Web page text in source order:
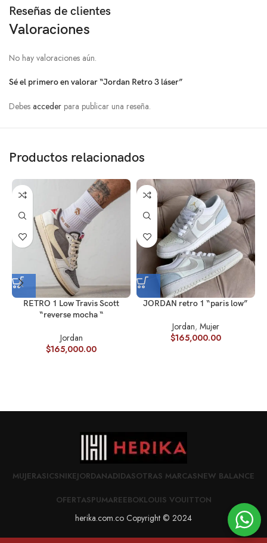
Reseñas de clientes
Valoraciones
No hay valoraciones aún.
Sé el primero en valorar “Jordan Retro 3 láser”
Debesacceder para publicar una reseña.
Productos relacionados
RETRO 1 Low Travis Scott
“reverse mocha “
Jordan
$165,000.00
JORDAN retro 1 “paris low”
Jordan, Mujer
$165,000.00
MUJERASICSNIKEJORDANADIDASOTRAS MARCASNEW BALANCE
OFERTASPUMAREEBOKLOUIS VOUITTON
herika.com.co Copyright © 2024